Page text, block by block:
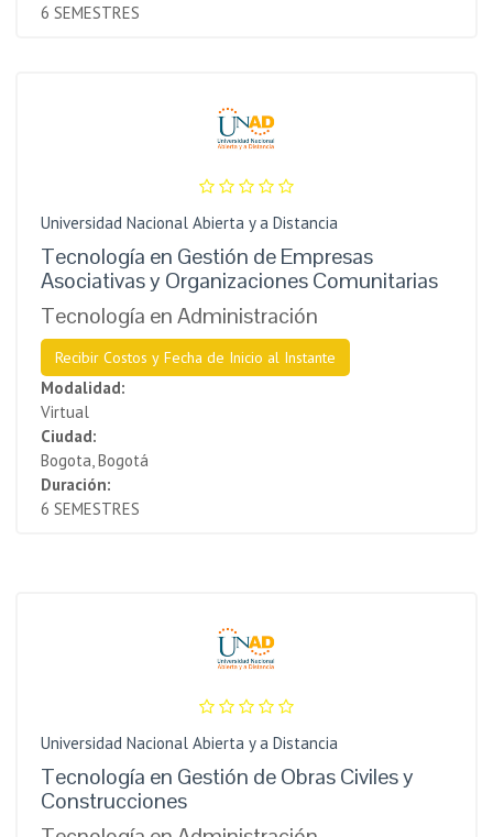
6 SEMESTRES
Universidad Nacional Abierta y a Distancia
Tecnología en Gestión de Empresas
Asociativas y Organizaciones Comunitarias
Tecnología en Administración
Recibir Costos y Fecha de Inicio al Instante
Modalidad:
Virtual
Ciudad:
Bogota, Bogotá
Duración:
6 SEMESTRES
Universidad Nacional Abierta y a Distancia
Tecnología en Gestión de Obras Civiles y
Construcciones